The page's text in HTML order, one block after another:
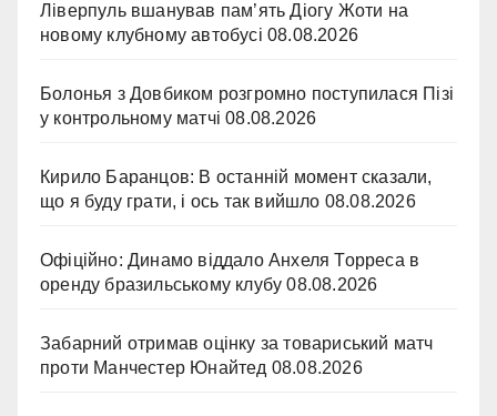
Ліверпуль вшанував пам’ять Діогу Жоти на
новому клубному автобусі 08.08.2026
Болонья з Довбиком розгромно поступилася Пізі
у контрольному матчі 08.08.2026
Кирило Баранцов: В останній момент сказали,
що я буду грати, і ось так вийшло 08.08.2026
Офіційно: Динамо віддало Анхеля Торреса в
оренду бразильському клубу 08.08.2026
Забарний отримав оцінку за товариський матч
проти Манчестер Юнайтед 08.08.2026